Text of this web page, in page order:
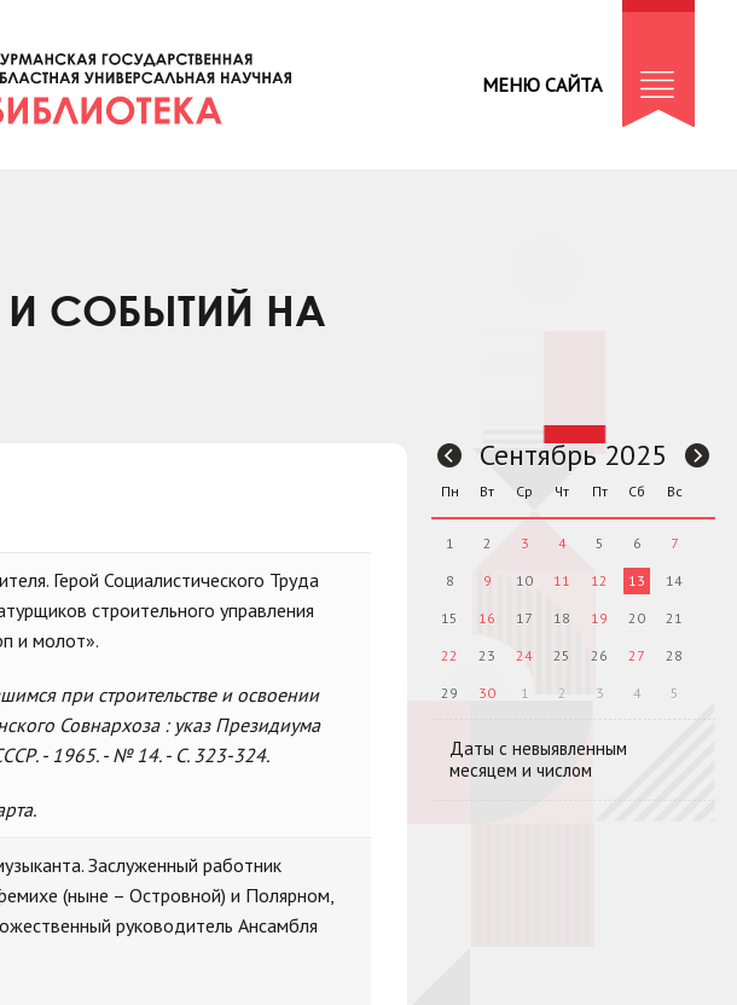
МЕНЮ САЙТА
СОБЫТИЙ НА
Герой Социалистического Труда
строительного управления
и молот».
при строительстве и освоении
Совнархоза : указ Президиума
- 1965. - № 14. - С. 323-324.
Заслуженный работник
(ныне – Островной) и Полярном,
руководитель Ансамбля
Сентябрь 2025
Пн Вт Ср Чт Пт Сб Вс
1 2 3 4 5 6 7
8 9 10 11 12 13 14
15 16 17 18 19 20 21
22 23 24 25 26 27 28
29 30 1 2 3 4 5
Даты с невыявленным
месяцем и числом